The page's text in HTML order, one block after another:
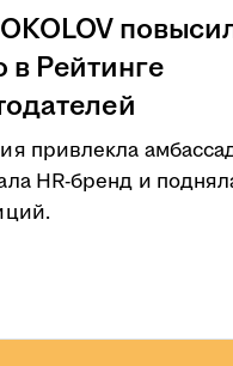
в Рейтинге
привлекла
HR-бренд и